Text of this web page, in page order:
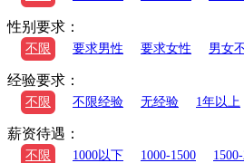
性别要求：
不限 要求男性 要求女性 男女
经验要求：
不限 不限经验 无经验 1年以上
薪资待遇：
不限 1000以下 1000-1500